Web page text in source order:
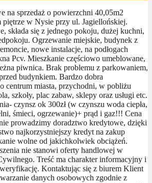
na sprzedaż o powierzchni 40,05m2
piętrze w Nysie przy ul. Jagiellońskiej.
składa się z jednego pokoju, dużej kuchni,
Ogrzewanie miejskie, budynek z
nowe instalacje, na podłogach
Pcv. Mieszkanie częściowo umeblowane,
piwnica. Brak problemu z parkowaniem,
budynkiem. Bardzo dobra
centrum miasta, przychodni, w pobliżu
szkoły, plac zabaw, sklepy oraz usługi etc.
czynsz ok 300zł (w czynszu woda ciepła,
śmieci, ogrzewanie)+ prąd i gaz!!! Cena
prowadzimy doradztwo kredytowe, dzięki
najkorzystniejszy kredyt na zakup
wolne od jakichkolwiek obciążeń.
nie stanowi oferty handlowej w
Treść ma charakter informacyjny i
Kontaktując się z biurem Klient
danych osobowych zgodnie z